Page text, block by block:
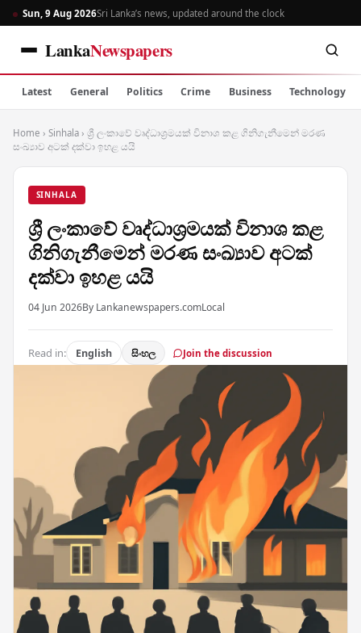
Sun, 9 Aug 2026Sri Lanka’s news, updated around the clock
LankaNewspapers
Latest General Politics Crime Business Technology
Home › Sinhala › ශ්‍රී ලංකාවේ වෘද්ධාශ්‍රමයක් විනාශ කළ ගිනිගැනීමෙන් මරණ
සංඛ්‍යාව අටක් දක්වා ඉහළ යයි
SINHALA
ශ්‍රී ලංකාවේ වෘද්ධාශ්‍රමයක් විනාශ කළ
ගිනිගැනීමෙන් මරණ සංඛ්‍යාව අටක්
දක්වා ඉහළ යයි
04 Jun 2026By Lankanewspapers.comLocal
Read in: English සිංහල Join the discussion